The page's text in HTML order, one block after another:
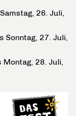
26. Juli,
Sonntag, 27. Juli,
Montag, 28. Juli,